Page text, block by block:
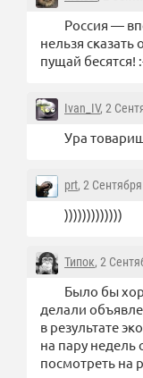
Россия —
нельзя
пущай бесятся!
Ivan_IV, 2
Ура
prt, 2
)))))))))))))
Типок, 2
Было бы
делали
в результате
на пару недель
посмотреть на